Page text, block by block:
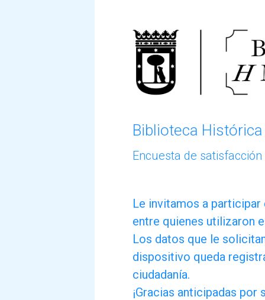
Biblioteca
Encuesta de satisfacción
Le
invitamos
a
participar
en
Le invitamos a
entre quienes utilizaron
Los datos que le
dispositivo queda
ciudadanía.
¡Gracias anticipadas por